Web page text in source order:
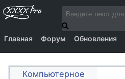
Главная Форум Обновления
Компьютерное